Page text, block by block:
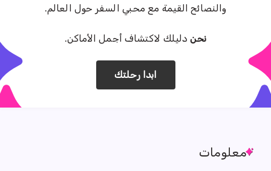
والنصائح القيمة مع محبي السفر حول العالم.
نحندليلك لاكتشاف أجمل الأماكن.
ابدا رحلتك
معلومات